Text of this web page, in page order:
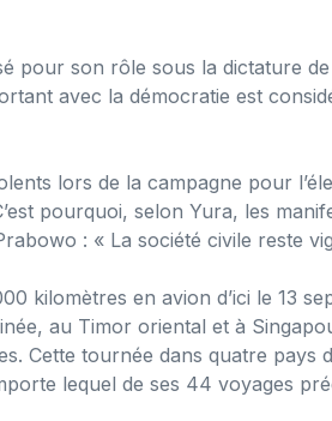
pour son rôle sous la dictature
avec la démocratie est
lors de la campagne pour
pourquoi, selon Yura, les
: « La société civile reste
kilomètres en avion d’ici le 13
au Timor oriental et à
Cette tournée dans quatre pays
lequel de ses 44 voyages